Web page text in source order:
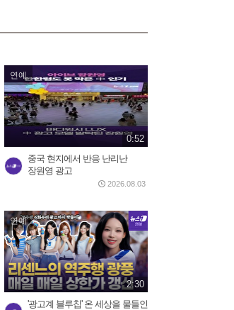
연예
0:52
중국 현지에서 반응 난리난
장원영 광고
2026.08.03
연예
2:30
'광고계 블루칩' 온 세상을 물들인